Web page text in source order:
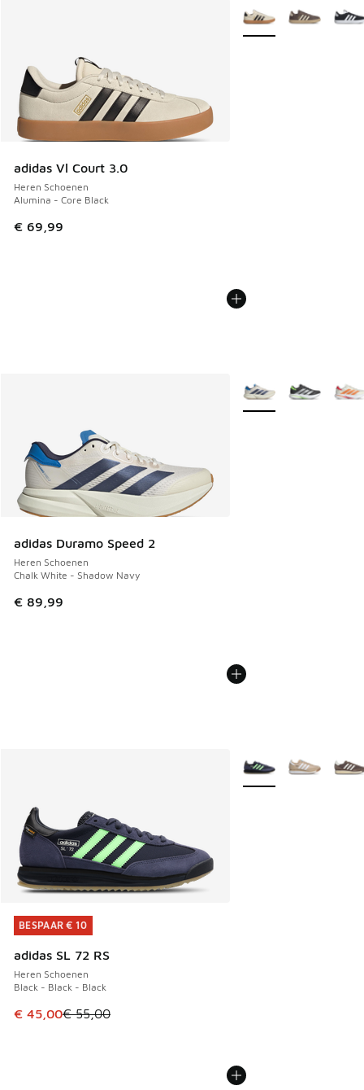
adidas Vl Court 3.0
Heren Schoenen
Alumina - Core Black
€ 69,99
Meer kleuren
adidas Duramo Speed 2
Heren Schoenen
Chalk White - Shadow Navy
€ 89,99
Meer kleuren
BESPAAR € 10
adidas SL 72 RS
Heren Schoenen
Black - Black - Black
Dit artikel is in de uitverkoop. Dit artikel is in de
€ 45,00€ 55,00
BESPAAR € 10
Meer kleuren